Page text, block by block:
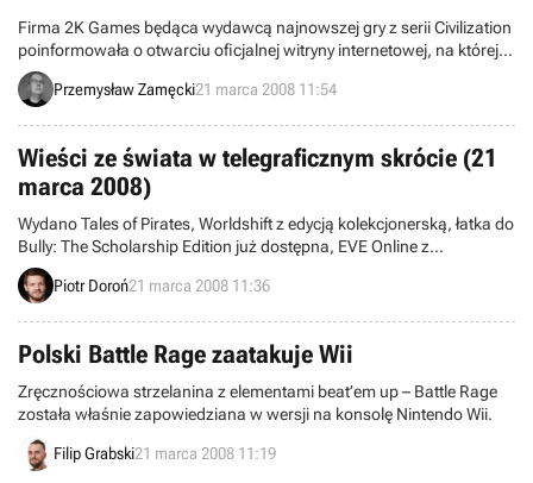
Firma 2K Games będąca wydawcą najnowszej gry z serii Civilization
poinformowała o otwarciu oficjalnej witryny internetowej, na której
gracze mogą bliżej zapoznać się z najróżniejszymi aspektami
rozgrywki.Przemysław Zamęcki21 marca 2008 11:54
Wieści ze świata w telegraficznym skrócie (21
marca 2008)
Wydano Tales of Pirates, Worldshift z edycją kolekcjonerską, łatka do
Bully: The Scholarship Edition już dostępna, EVE Online z
demokratycznymi rządami, LittleBigPlanet w fazie alfa, David Zucker
ustępuje z fotela prezesa Midway, komputerowy Iron Man z
Piotr Doroń21 marca 2008 11:36
Polski Battle Rage zaatakuje Wii
Zręcznościowa strzelanina z elementami beat’em up – Battle Rage
została właśnie zapowiedziana w wersji na konsolę Nintendo Wii.
Filip Grabski21 marca 2008 11:19